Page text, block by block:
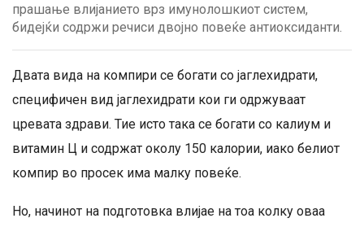
прашање влијанието врз имунолошкиот систем,
бидејќи содржи речиси двојно повеќе антиоксиданти.
Двата вида на компири се богати со јаглехидрати,
специфичен вид јаглехидрати кои ги одржуваат
цревата здрави. Тие исто така се богати со калиум и
витамин Ц и содржат околу 150 калории, иако белиот
компир во просек има малку повеќе.
Но, начинот на подготовка влијае на тоа колку оваа